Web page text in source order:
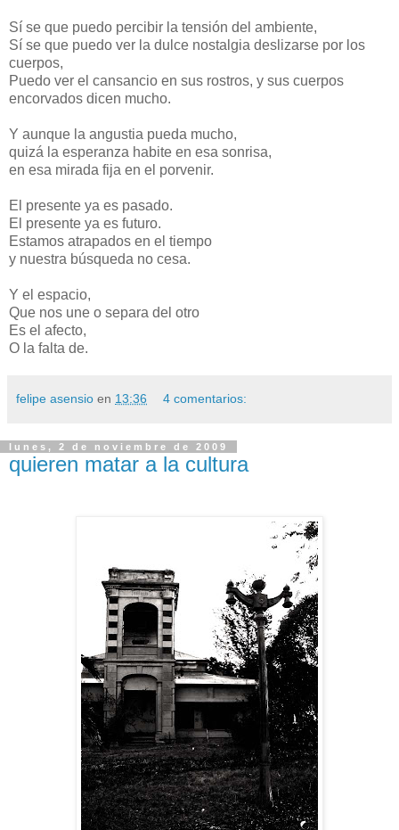
Sí se que puedo percibir la tensión del ambiente,
Sí se que puedo ver la dulce nostalgia deslizarse por los
cuerpos,
Puedo ver el cansancio en sus rostros, y sus cuerpos
encorvados dicen mucho.
Y aunque la angustia pueda mucho,
quizá la esperanza habite en esa sonrisa,
en esa mirada fija en el porvenir.
El presente ya es pasado.
El presente ya es futuro.
Estamos atrapados en el tiempo
y nuestra búsqueda no cesa.
Y el espacio,
Que nos une o separa del otro
Es el afecto,
O la falta de.
felipe asensio en 13:36 4 comentarios:
lunes, 2 de noviembre de 2009
quieren matar a la cultura